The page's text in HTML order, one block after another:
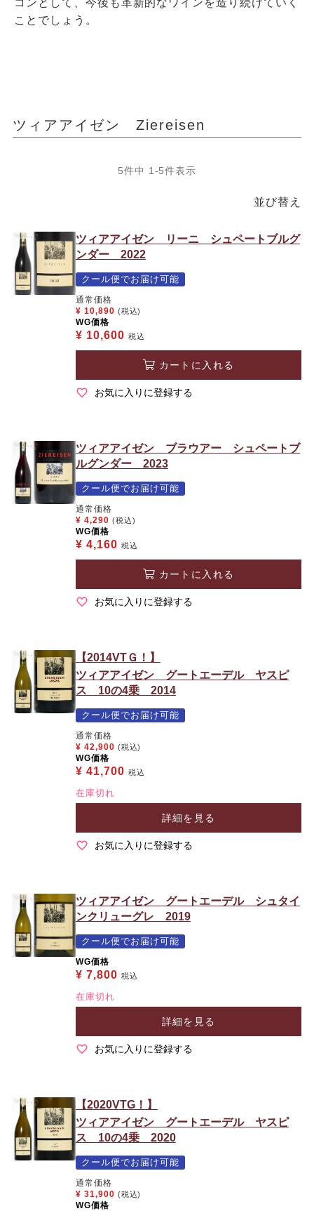
ことでしょう。
ツィアアイゼン Ziereisen
並び替え
5件中 1 -5件表示
ツィアアイゼン リーニ シュペートブルグ
ンダー 2022
クール便でお届け可能
通常価格
¥ 10,890 (税込)
WG価格
¥ 10,600 税込
カートに入れる
お気に入りに登録する
ツィアアイゼン ブラウアー シュペートブ
ルグンダー 2023
クール便でお届け可能
通常価格
¥ 4,290 (税込)
WG価格
¥ 4,160 税込
カートに入れる
お気に入りに登録する
【2014VTＧ！】
ツィアアイゼン グートエーデル ヤスピ
ス 10の4乗 2014
クール便でお届け可能
通常価格
¥ 42,900 (税込)
WG価格
¥ 41,700 税込
在庫切れ
詳細を見る
お気に入りに登録する
ツィアアイゼン グートエーデル シュタイ
ンクリューグレ 2019
クール便でお届け可能
WG価格
¥ 7,800 税込
在庫切れ
詳細を見る
お気に入りに登録する
【2020VTG！】
ツィアアイゼン グートエーデル ヤスピ
ス 10の4乗 2020
クール便でお届け可能
通常価格
¥ 31,900 (税込)
WG価格